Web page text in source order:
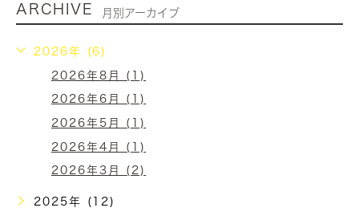
ARCHIVE 月別アーカイブ
2026年 (6)
2026年8月 (1)
2026年6月 (1)
2026年5月 (1)
2026年4月 (1)
2026年3月 (2)
2025年 (12)